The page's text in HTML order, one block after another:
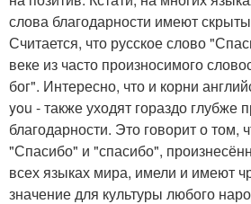
слова благодарности имеют
Считается, что русское слово
веке из часто произносимого
бог". Интересно, что и корни
you - также уходят гораздо глубже
благодарности. Это говорит о том,
"Спасибо" и "спасибо",
всех языках мира, имели и имеют
значение для культуры любого